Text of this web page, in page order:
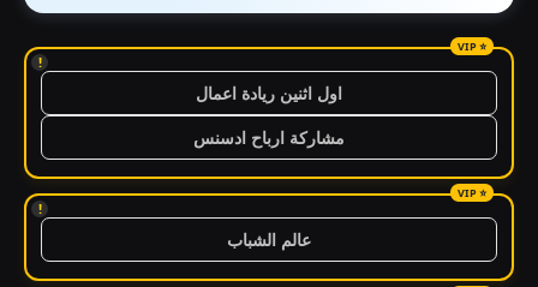
!
اول اثنين ريادة اعمال
مشاركة ارباح ادسنس
!
عالم الشباب